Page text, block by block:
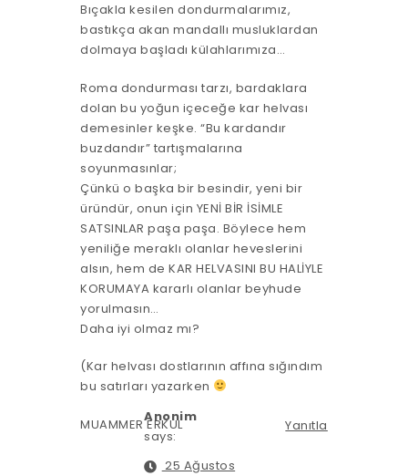
Bıçakla kesilen dondurmalarımız,
bastıkça akan mandallı musluklardan
dolmaya başladı külahlarımıza…
Roma dondurması tarzı, bardaklara
dolan bu yoğun içeceğe kar helvası
demesinler keşke. “Bu kardandır
buzdandır” tartışmalarına
soyunmasınlar;
Çünkü o başka bir besindir, yeni bir
üründür, onun için YENİ BİR İSİMLE
SATSINLAR paşa paşa. Böylece hem
yeniliğe meraklı olanlar heveslerini
alsın, hem de KAR HELVASINI BU HALİYLE
KORUMAYA kararlı olanlar beyhude
yorulmasın…
Daha iyi olmaz mı?
(Kar helvası dostlarının affına sığındım
bu satırları yazarken
MUAMMER ERKUL Yanıtla
Anonim
says:
25 Ağustos